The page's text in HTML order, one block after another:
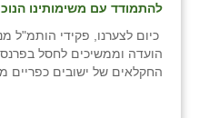
להתמודד עם משימותינו
כיום לצערנו, פקידי הותמ"ל
הועדה וממשיכים לחסל
החקלאים של ישובים כפריים